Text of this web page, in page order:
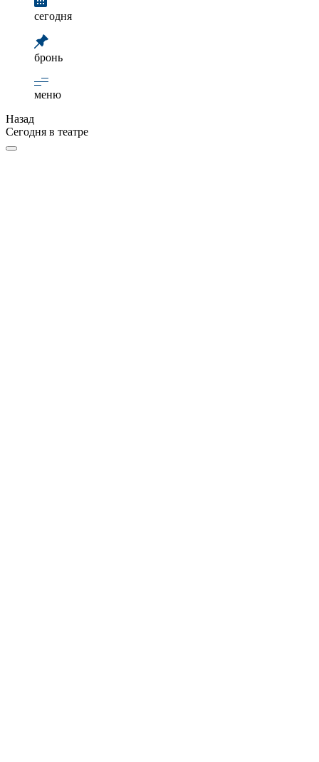
сегодня
бронь
меню
Назад
Сегодня в театре